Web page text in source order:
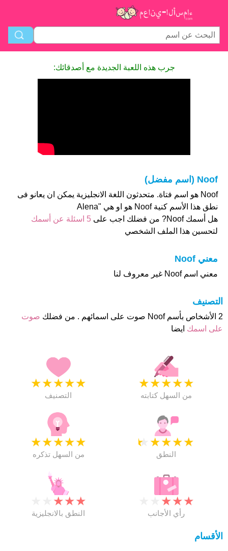
جرب هذه اللعبة الجديدة مع أصدقائك:
Noof (اسم مفضل)
Noof هو اسم فتاة. متحدثون اللغة الانجليزية يمكن ان يعانو فى
نطق هذا الأسم كنية Noof هو او هي "Alena
هل أسمك Noof? من فضلك اجب على
5 اسئلة عن أسمك
لتحسين هذا الملف الشخصي
معني Noof
معني اسم Noof غير معروف لنا
التصنيف
2 الأشخاص بأسم Noof صوت على اسمائهم . من فضلك
صوت
على اسمك ايضا
★
★
★
★
★
التصنيف
★
★
★
★
★
من السهل كتابته
★
★
★
★
★
من السهل تذكره
★
★
★
★
★
النطق
★
★
★
النطق بالانجليزية
★
★
★
رأي الأجانب
الأقسام